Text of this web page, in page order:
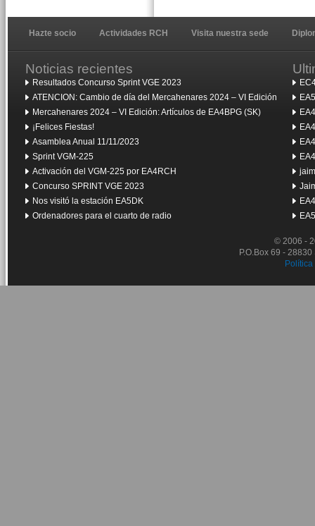
Hazte socio Actividades RCH Visita nuestra sede
Noticias recientes
Resultados Concurso Sprint VGE 2023
ATENCION: Cambio de día del Mercahenares 2024 – VI Edición
Mercahenares 2024 – VI Edición: Artículos de EA4BPG (SK)
¡Felices Fiestas!
Asamblea Anual 11/11/2023
Sprint VGM-225
Activación del VGM-225 por EA4RCH
Concurso SPRINT VGE 2023
Nos visitó la estación EA5DK
Ordenadores para el cuarto de radio
© 2006 -
P.O.Box 69 -